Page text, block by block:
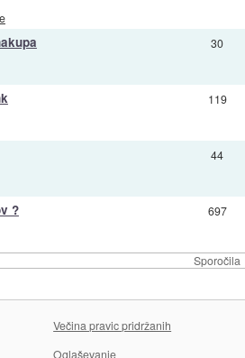
Sporočila
30
119
44
? 697
Večina pravic pridržanih
Oglaševanje